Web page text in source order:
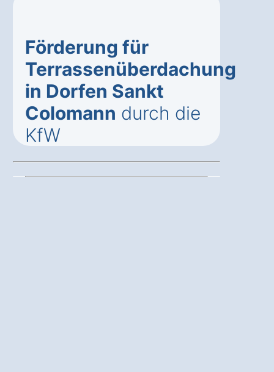
Förderung für
Terrassenüberdachung
in Dorfen Sankt
Colomann durch die
KfW